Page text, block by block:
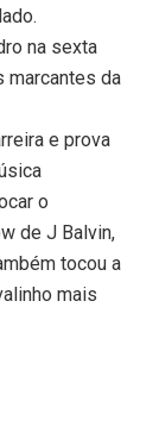
na sexta
marcantes da
e prova
o
de J Balvin,
tocou a
mais